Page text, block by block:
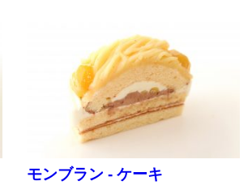
モンブラン - ケーキ